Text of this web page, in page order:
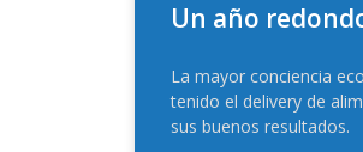
Un año
La mayor conciencia
tenido el delivery de
sus buenos resultados.